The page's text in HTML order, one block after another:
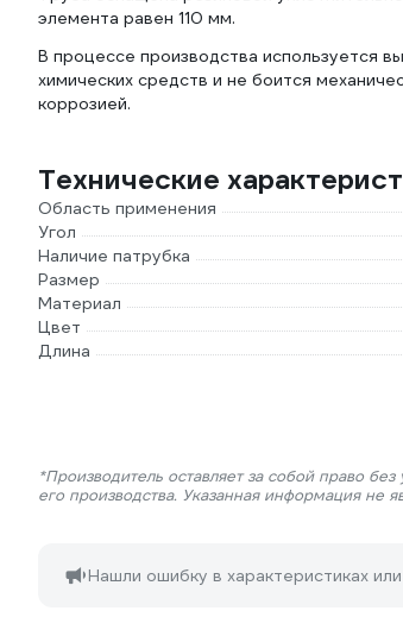
элемента равен 110 мм.
В процессе производства используется
химических средств и не боится
коррозией.
Технические
Область применения
Угол
Наличие патрубка
Размер
Материал
Цвет
Длина
*Производитель оставляет за собой право
его производства. Указанная информация не
Нашли ошибку в характеристиках